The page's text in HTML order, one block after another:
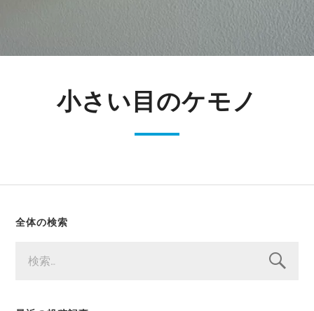
小さい目のケモノ
全体の検索
索: